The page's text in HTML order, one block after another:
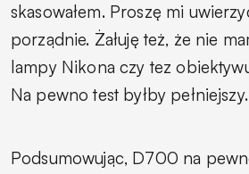
skasowałem. Proszę mi
porządnie. Żałuję też, że nie
lampy Nikona czy tez
Na pewno test byłby pełniejszy.
Podsumowując, D700 na